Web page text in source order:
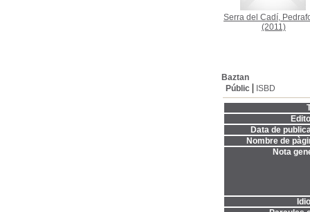
Serra del Cadí,
(2011)
Baztan
Públic
ISBD
Data de
Nombre de
Nota